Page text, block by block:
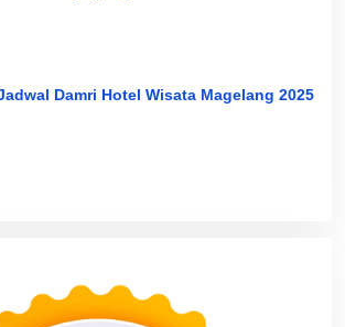
Damri Hotel Wisata Magelang 2025